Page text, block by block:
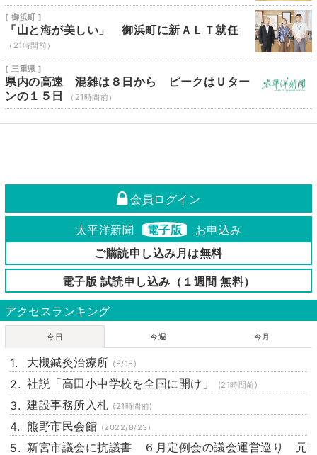
[ 御浜町 ]
「山と海が美しい」 御浜町に新ＡＬＴ就任
（21時間前）
[ 三重県 ]
県内の高速 混雑は８日から ピークはＵター
ンの１５日
（21時間前）
会員ログイン
太平洋新聞 電子版
お申込み
ご購読申し込み月は無料
電子版 試読申し込み（１週間 無料）
アクセスランキング
今日 今週 今月
大槻鍼灸治療所 (6/15)
社説「高田小中学校を全国に開け」 (21時間前)
建設事務所入札 (21時間前)
熊野市民会館 (2022/8/23)
新宮市議会に抗議書 ６月定例会の議会運営巡り 元